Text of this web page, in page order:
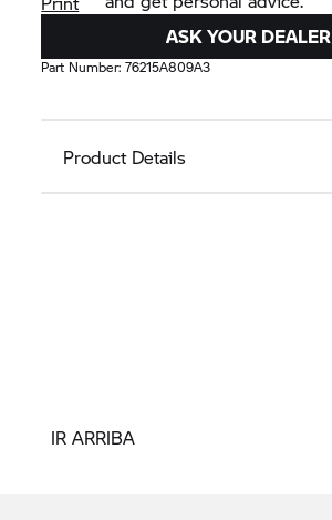
ASK YOUR DEALER
Part Number:76215A809A3
Product Details
IR ARRIBA